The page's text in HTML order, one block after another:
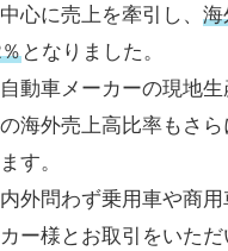
心に売上を牽引し、海
となりました。
動車メーカーの現地生
海外売上高比率もさ
す。
外問わず乗用車や商
ー様とお取引をいただ